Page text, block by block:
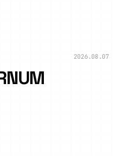
2026.08.07